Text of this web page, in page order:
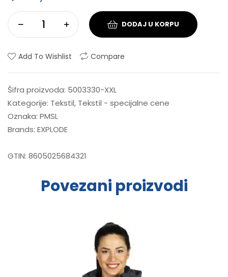
DODAJ U KORPU
Add To Wishlist Compare
Šifra proizvoda: 5003330-XXL
Kategorije: Tekstil, Tekstil - specijalne cene
Oznaka: PMSL
Brands: EXPLODE
GTIN: 8605025684321
Povezani proizvodi